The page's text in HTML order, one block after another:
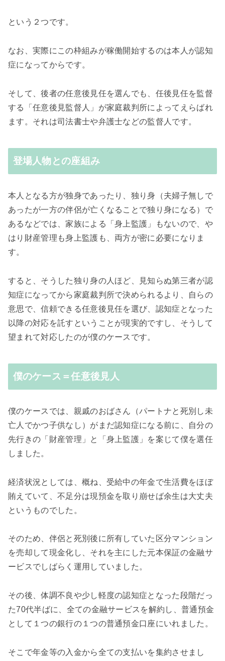
という２つです。
なお、実際にこの枠組みが稼働開始するのは本人が認知
症になってからです。
そして、後者の任意後見任を選んでも、任後見任を監督
する「任意後見監督人」が家庭裁判所によってえらばれ
ます。それは司法書士や弁護士などの監督人です。
登場人物との座組み
本人となる方が独身であったり、独り身（夫婦子無しで
あったが一方の伴侶が亡くなることで独り身になる）で
あるなどでは、家族による「身上監護」もないので、や
はり財産管理も身上監護も、両方が密に必要になりま
す。
すると、そうした独り身の人ほど、見知らぬ第三者が認
知症になってから家庭裁判所で決められるより、自らの
意思で、信頼できる任意後見任を選び、認知症となった
以降の対応を託すということが現実的ですし、そうして
望まれて対応したのが僕のケースです。
僕のケース＝任意後見人
僕のケースでは、親戚のおばさん（パートナと死別し未
亡人でかつ子供なし）がまだ認知症になる前に、自分の
先行きの「財産管理」と「身上監護」を案じて僕を選任
しました。
経済状況としては、概ね、受給中の年金で生活費をほぼ
賄えていて、不足分は現預金を取り崩せば余生は大丈夫
というものでした。
そのため、伴侶と死別後に所有していた区分マンション
を売却して現金化し、それを主にした元本保証の金融サ
ービスでしばらく運用していました。
その後、体調不良や少し軽度の認知症となった段階だっ
た70代半ばに、全ての金融サービスを解約し、普通預金
として１つの銀行の１つの普通預金口座にいれました。
そこで年金等の入金から全ての支払いを集約させまし